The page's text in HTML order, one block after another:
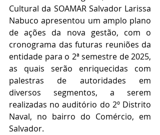
Cultural da SOAMAR Salvador Larissa
Nabuco apresentou um amplo plano
de ações da nova gestão, com o
cronograma das futuras reuniões da
entidade para o 2ª semestre de 2025,
as quais serão enriquecidas com
palestras de autoridades em
diversos segmentos, a serem
realizadas no auditório do 2º Distrito
Naval, no bairro do Comércio, em
Salvador.